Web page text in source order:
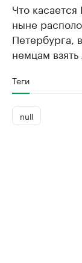
Что
ныне
Петербурга,
немцам
Теги
null